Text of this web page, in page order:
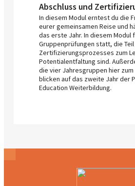
Abschluss und
In diesem Modul erntest du die
eurer gemeinsamen Reise und
das erste Jahr. In diesem Modul
Gruppenprüfungen statt, die
Zertifizierungsprozesses zum
Potentialentfaltung sind.
die vier Jahresgruppen hier
blicken auf das zweite Jahr der
Education Weiterbildung.